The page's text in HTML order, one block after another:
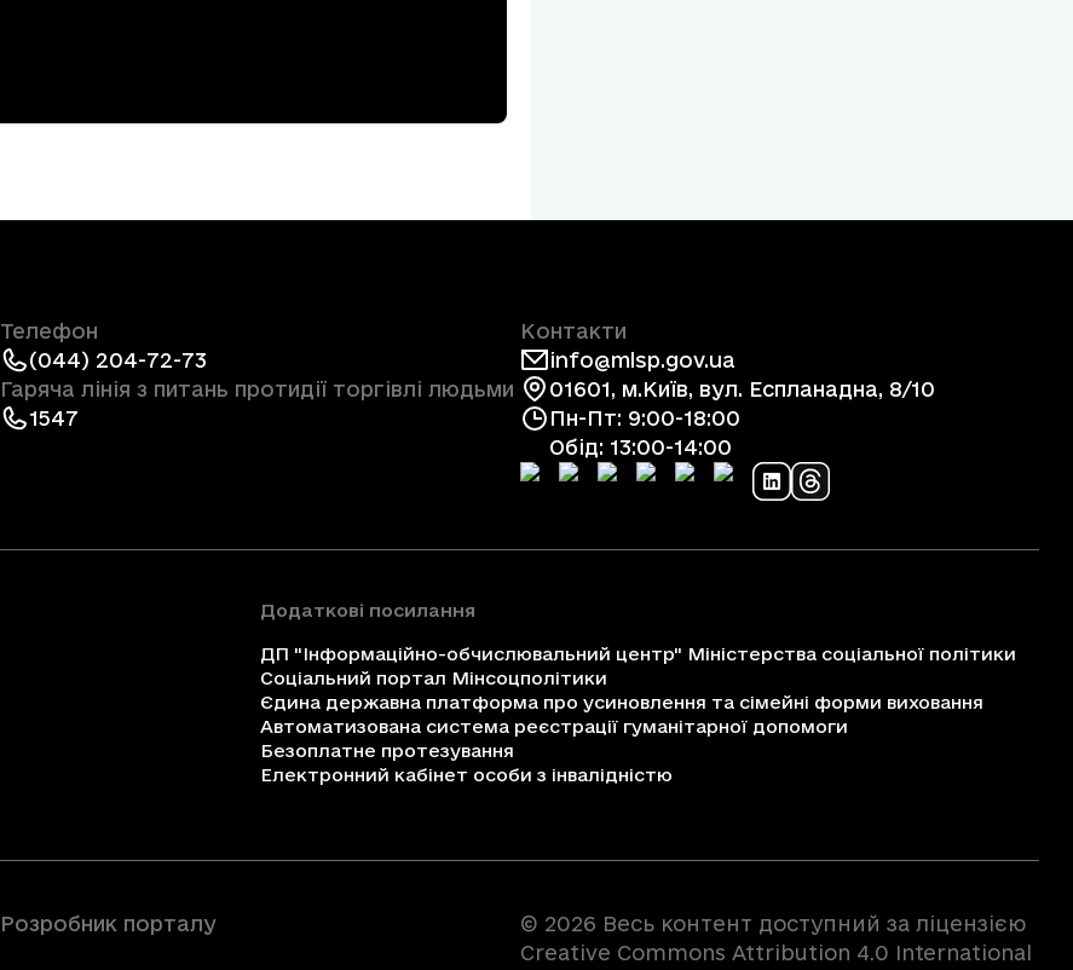
Телефон
(044) 204-72-73
Гаряча лінія з питань протидії торгівлі людьми
1547
Контакти
info@mlsp.gov.ua
01601, м.Київ, вул. Еспланадна, 8/10
Пн-Пт: 9:00-18:00
Обід: 13:00-14:00
Додаткові посилання
ДП "Інформаційно-обчислювальний центр" Міністерства соціальної політики
Соціальний портал Мінсоцполітики
Єдина державна платформа про усиновлення та сімейні форми виховання
Автоматизована система реєстрації гуманітарної допомоги
Безоплатне протезування
Електронний кабінет особи з інвалідністю
Розробник порталу
© 2026 Весь контент доступний за ліцензією
Creative Commons Attribution 4.0 International